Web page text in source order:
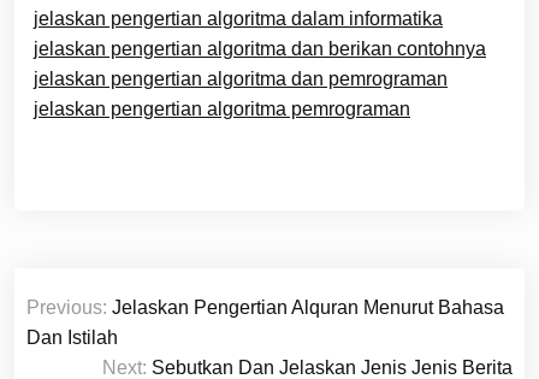
jelaskan pengertian algoritma dalam informatika
jelaskan pengertian algoritma dan berikan contohnya
jelaskan pengertian algoritma dan pemrograman
jelaskan pengertian algoritma pemrograman
Navigasi
pos
Previous: Jelaskan Pengertian Alquran Menurut Bahasa
Dan Istilah
Next: Sebutkan Dan Jelaskan Jenis Jenis Berita